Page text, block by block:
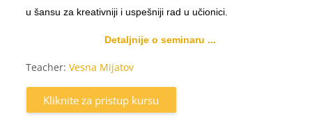
u šansu za kreativniji i uspešniji rad u učionici.
Detaljnije o seminaru ...
Teacher: Vesna Mijatov
Kliknite za pristup kursu